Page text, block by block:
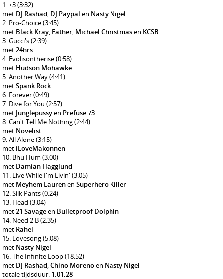
+3(3:32)
met DJ Rashad, DJ Paypal en Nasty Nigel
Pro-Choice(3:45)
met Black Kray, Father, Michael Christmasen KCSB
Gucci's(2:39)
met24hrs
Evolisontherise(0:58)
met Hudson Mohawke
Another Way(4:41)
metSpank Rock
Forever(0:49)
Dive for You (2:57)
met Junglepussyen Prefuse 73
Can't Tell Me Nothing(2:44)
met Novelist
All Alone(3:15)
met iLoveMakonnen
Bhu Hum (3:00)
met Damian Hagglund
Live While I'm Livin' (3:05)
met Meyhem Laurenen Superhero Killer
Silk Pants(0:24)
Head (3:04)
met21 Savageen Bulletproof Dolphin
Need 2 B(2:35)
met Rahel
Lovesong(5:08)
met Nasty Nigel
The Infinite Loop(18:52)
met DJ Rashad,Chino Morenoen Nasty Nigel
totale tijdsduur: 1:01:28